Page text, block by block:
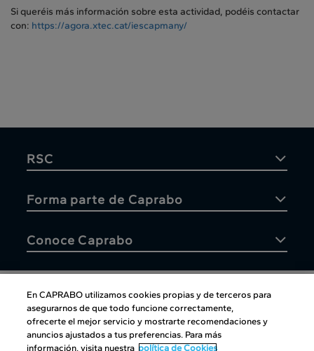
Si queréis más información sobre esta actividad, podéis contactar
con: https://agora.xtec.cat/iescapmany/
RSC
Forma parte de Caprabo
Conoce Caprabo
Atención al cliente
En CAPRABO utilizamos cookies propias y de terceros para
asegurarnos de que todo funcione correctamente,
ofrecerte el mejor servicio y mostrarte recomendaciones y
anuncios ajustados a tus preferencias. Para más
información, visita nuestra política de Cookies